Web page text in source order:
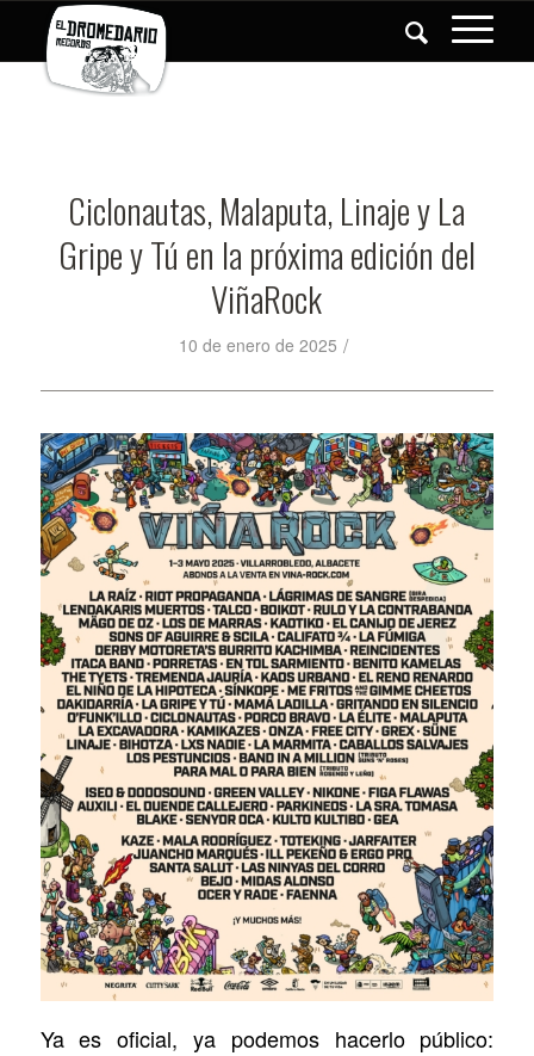
Ciclonautas, Malaputa, Linaje y La
Gripe y Tú en la próxima edición del
ViñaRock
10 de enero de 2025 /
Ya es oficial, ya podemos hacerlo público: